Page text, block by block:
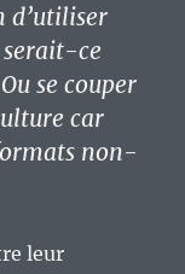
d’utiliser
ce
se couper
car
non-
leur